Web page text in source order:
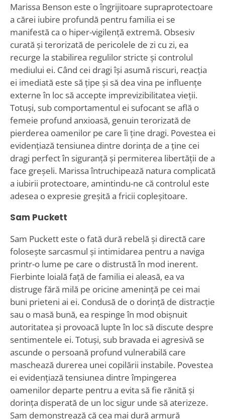
Marissa Benson este o îngrijitoare supraprotectoare
a cărei iubire profundă pentru familia ei se
manifestă ca o hiper-vigilență extremă. Obsesiv
curată și terorizată de pericolele de zi cu zi, ea
recurge la stabilirea regulilor stricte și controlul
mediului ei. Când cei dragi își asumă riscuri, reacția
ei imediată este să țipe și să dea vina pe influențe
externe în loc să accepte imprevizibilitatea vieții.
Totuși, sub comportamentul ei sufocant se află o
femeie profund anxioasă, genuin terorizată de
pierderea oamenilor pe care îi ține dragi. Povestea ei
evidențiază tensiunea dintre dorința de a ține cei
dragi perfect în siguranță și permiterea libertății de a
face greșeli. Marissa întruchipează natura complicată
a iubirii protectoare, amintindu-ne că controlul este
adesea o expresie greșită a fricii copleșitoare.
Sam Puckett
Sam Puckett este o fată dură rebelă și directă care
folosește sarcasmul și intimidarea pentru a naviga
printr-o lume pe care o distrustă în mod inerent.
Fierbinte loială față de familia ei aleasă, ea va
distruge fără milă pe oricine amenință pe cei mai
buni prieteni ai ei. Condusă de o dorință de distracție
sau o masă bună, ea respinge în mod obișnuit
autoritatea și provoacă lupte în loc să discute despre
sentimentele ei. Totuși, sub bravada ei agresivă se
ascunde o persoană profund vulnerabilă care
maschează durerea unei copilării instabile. Povestea
ei evidențiază tensiunea dintre împingerea
oamenilor departe pentru a evita să fie rănită și
dorința disperată de un loc sigur unde să aterizeze.
Sam demonstrează că cea mai dură armură